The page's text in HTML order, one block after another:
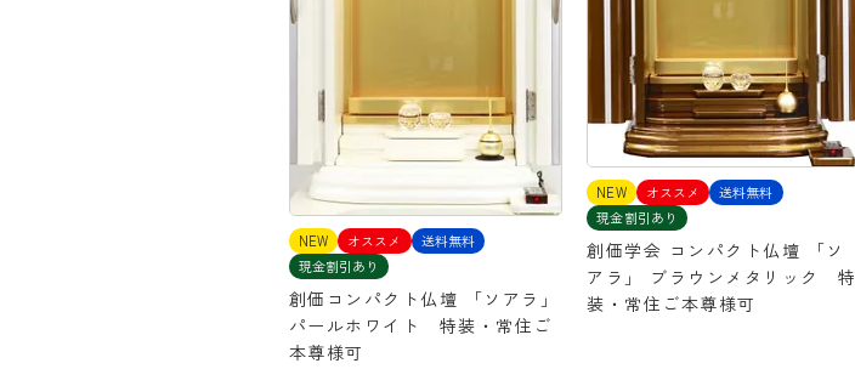
NEW オススメ
送料無料
現金割引あり
創価コンパクト仏壇 「ソアラ」
パールホワイト 特装・常住ご
本尊様可
NEW オススメ
送料無料
現金割引あり
創価学会 コンパクト仏壇 「ソ
アラ」 ブラウンメタリック 特
装・常住ご本尊様可